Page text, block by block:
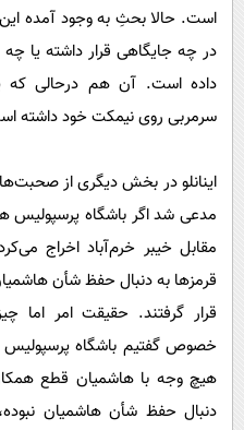
است. حالا بحثِ به وجود آمده
در چه جایگاهی قرار داشته یا چه
داده است. آن ‌هم درحالی که
سرمربی روی نیمکت خود داشته
اینانلو در بخش دیگری از
مدعی شد اگر باشگاه پرسپولیس
مقابل خیبر خرم‌آباد اخراج
قرمزها به دنبال حفظ شأن
قرار گرفتند. حقیقت امر
خصوص گفتیم باشگاه پرسپولیس
هیچ وجه با هاشمیان قطع همکاری
دنبال حفظ شأن هاشمیان